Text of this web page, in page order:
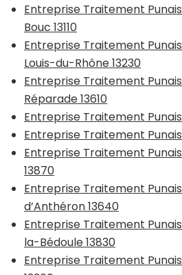
Entreprise Traitement
Bouc 13110
Entreprise Traitement
Louis-du-Rhône 13230
Entreprise Traitement
Réparade 13610
Entreprise Traitement
Entreprise Traitement
Entreprise Traitement
13870
Entreprise Traitement
d’Anthéron 13640
Entreprise Traitement
la-Bédoule 13830
Entreprise Traitement